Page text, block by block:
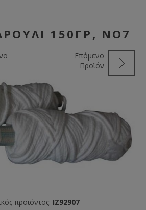
150ΓΡ, ΝΟ7
Επόμενο
Προϊόν
προϊόντος: IZ92907